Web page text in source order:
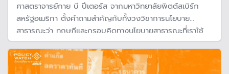
ศาสตราจารย์กาย บี ปีเตอร์ส จากมหาวิทยาลัยพิตต์สเบิร์ก
สหรัฐอเมริกา ตั้งคำถามสำคัญกับทั้งวงวิชาการนโยบาย
สาธารณะว่า ทฤษฎีและกรอบคิดทางนโยบายสาธารณะที่เราใช้
กันมาหลายสิบปีนั้น ยังอธิบายโลกการเมืองทุกวันนี้ได้ดีพอหรือ
ไม่? เพราะนโยบายเปลี่ยนเร็ว บางนโยบายสร้างมาหลาย
ทศวรรษ แต่อาจยกเลิกได้